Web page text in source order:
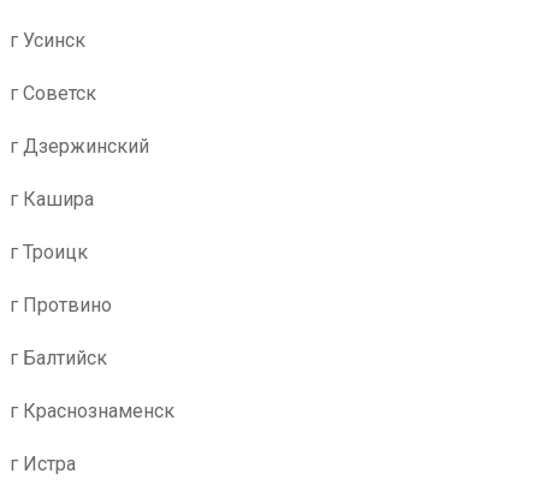
г Усинск
г Советск
г Дзержинский
г Кашира
г Троицк
г Протвино
г Балтийск
г Краснознаменск
г Истра